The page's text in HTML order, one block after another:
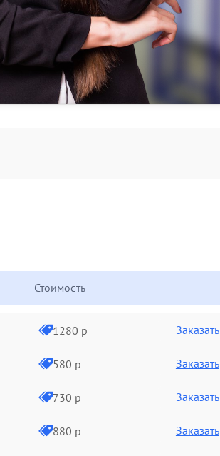
Стоимость
1280 р Заказать
580 р Заказать
730 р Заказать
880 р Заказать